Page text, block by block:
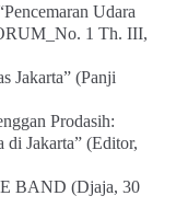
Udara
1 Th. III,
Jakarta” (Panji
Prodasih:
di Jakarta” (Editor,
BAND (Djaja, 30